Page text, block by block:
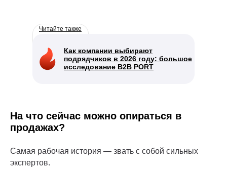
Читайте также
Как компании выбирают
подрядчиков в 2026 году: большое
исследование B2B PORT
На что сейчас можно опираться в
продажах?
Самая рабочая история — звать с собой сильных
экспертов.